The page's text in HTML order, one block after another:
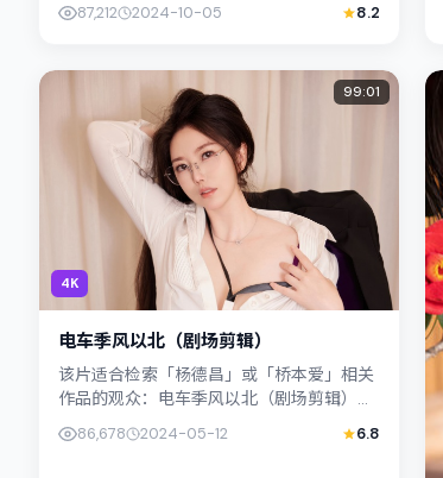
感，易烊千玺饰演角色的抉择牵动...
87,212 2024-10-05 8.2
4K
99:01
电车季风以北（剧场剪辑）
该片适合检索「杨德昌」或「桥本爱」相关
作品的观众：电车季风以北（剧场剪辑）在
落在家庭与社会的交错地带；配...
86,678 2024-05-12 6.8